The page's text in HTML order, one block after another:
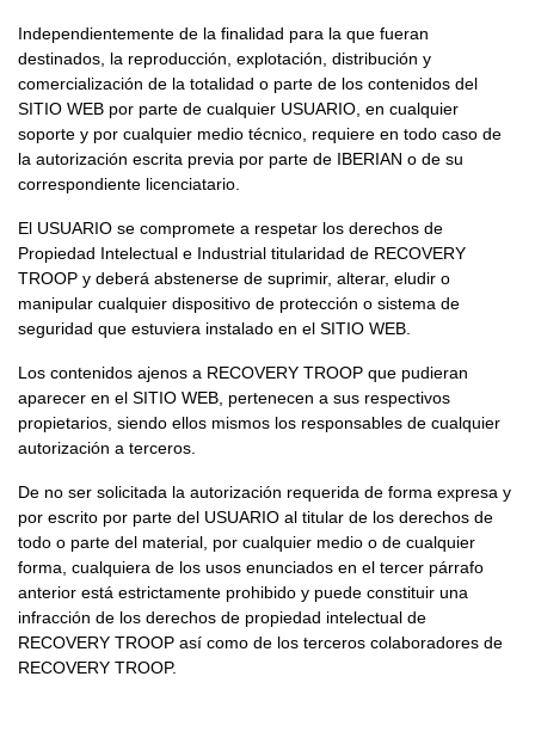
Independientemente de la finalidad para la que fueran
destinados, la reproducción, explotación, distribución y
comercialización de la totalidad o parte de los contenidos del
SITIO WEB por parte de cualquier USUARIO, en cualquier
soporte y por cualquier medio técnico, requiere en todo caso de
la autorización escrita previa por parte de IBERIAN o de su
correspondiente licenciatario.
El USUARIO se compromete a respetar los derechos de
Propiedad Intelectual e Industrial titularidad de RECOVERY
TROOP y deberá abstenerse de suprimir, alterar, eludir o
manipular cualquier dispositivo de protección o sistema de
seguridad que estuviera instalado en el SITIO WEB.
Los contenidos ajenos a RECOVERY TROOP que pudieran
aparecer en el SITIO WEB, pertenecen a sus respectivos
propietarios, siendo ellos mismos los responsables de cualquier
autorización a terceros.
De no ser solicitada la autorización requerida de forma expresa y
por escrito por parte del USUARIO al titular de los derechos de
todo o parte del material, por cualquier medio o de cualquier
forma, cualquiera de los usos enunciados en el tercer párrafo
anterior está estrictamente prohibido y puede constituir una
infracción de los derechos de propiedad intelectual de
RECOVERY TROOP así como de los terceros colaboradores de
RECOVERY TROOP.